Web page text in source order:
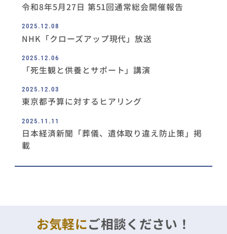
令和8年5月27日 第51回通常総会開催報告
2025.12.08
NHK「クローズアップ現代」放送
2025.12.06
「死生観と供養とサポート」講演
2025.12.03
東京都予算に対するヒアリング
2025.11.11
日本経済新聞「葬儀、遺体取り違え防止策」掲
載
お気軽にご相談ください！